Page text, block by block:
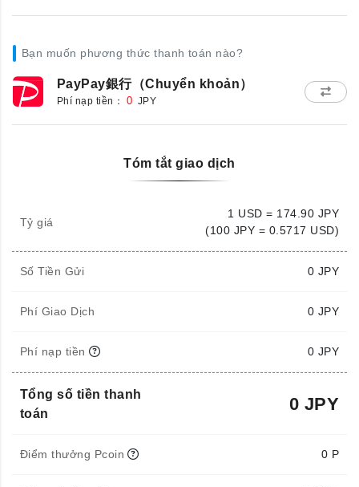
Bạn muốn phương thức thanh toán nào?
PayPay銀行（Chuyển khoản）
Phí nạp tiền： 0 JPY
Tóm tắt giao dịch
Tỷ giá
1 USD = 174.90 JPY
(100 JPY = 0.5717 USD)
Số Tiền Gửi 0 JPY
Phí Giao Dịch 0 JPY
Phí nạp tiền 0 JPY
Tổng số tiền thanh
toán
0 JPY
Điểm thưởng Pcoin 0 P